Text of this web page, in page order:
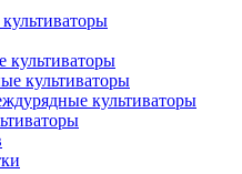
культиваторы
культиваторы
культиваторы